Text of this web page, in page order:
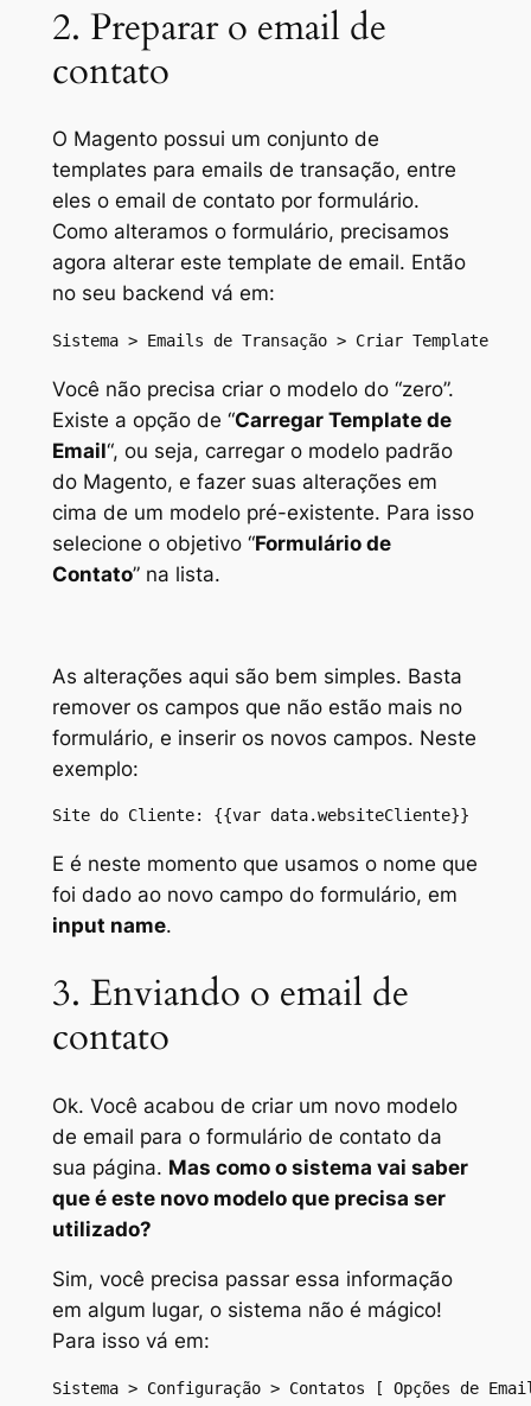
2. Preparar o email de
contato
O Magento possui um conjunto de
templates para emails de transação, entre
eles o email de contato por formulário.
Como alteramos o formulário, precisamos
agora alterar este template de email. Então
no seu backend vá em:
Sistema > Emails de Transação > Criar Template
Você não precisa criar o modelo do “zero”.
Existe a opção de “Carregar Template de
Email“, ou seja, carregar o modelo padrão
do Magento, e fazer suas alterações em
cima de um modelo pré-existente. Para isso
selecione o objetivo “Formulário de
Contato” na lista.
As alterações aqui são bem simples. Basta
remover os campos que não estão mais no
formulário, e inserir os novos campos. Neste
exemplo:
Site do Cliente: {{var data.websiteCliente}}
E é neste momento que usamos o nome que
foi dado ao novo campo do formulário, em
input name.
3. Enviando o email de
contato
Ok. Você acabou de criar um novo modelo
de email para o formulário de contato da
sua página. Mas como o sistema vai saber
que é este novo modelo que precisa ser
utilizado?
Sim, você precisa passar essa informação
em algum lugar, o sistema não é mágico!
Para isso vá em:
Sistema > Configuração > Contatos [ Opções de